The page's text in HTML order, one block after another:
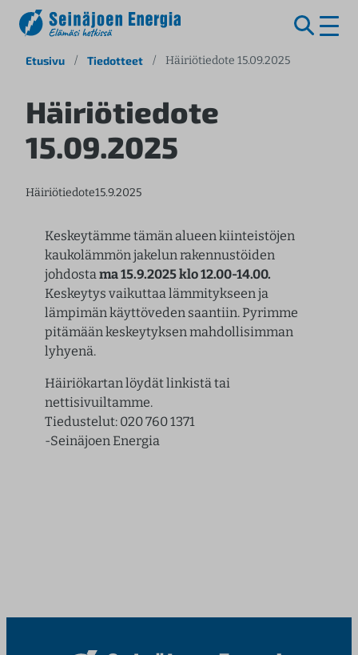
Etusivu / Tiedotteet / Häiriötiedote 15.09.2025
Häiriötiedote
15.09.2025
Häiriötiedote15.9.2025
Keskeytämme tämän alueen kiinteistöjen
kaukolämmön jakelun rakennustöiden
johdostama 15.9.2025 klo 12.00-14.00.
Keskeytys vaikuttaa lämmitykseen ja
lämpimän käyttöveden saantiin. Pyrimme
pitämään keskeytyksen mahdollisimman
lyhyenä.
Häiriökartan löydät linkistä tai
nettisivuiltamme.
Tiedustelut: 020 760 1371
-Seinäjoen Energia